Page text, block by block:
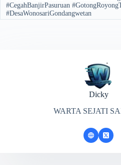
#CegahBanjirPasuruan
#DesaWonosariGondangwetan
Dicky
WARTA SEJATI